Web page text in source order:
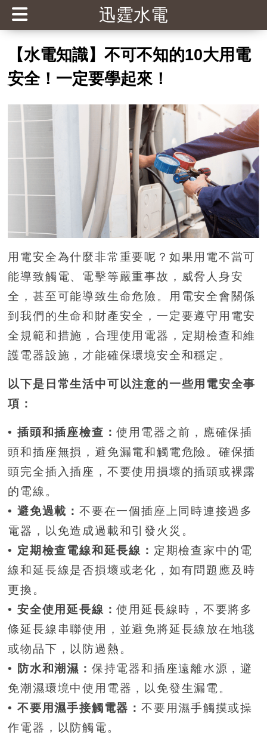
迅霆水電
【水電知識】不可不知的10大用電
安全！一定要學起來！
用電安全為什麼非常重要呢？如果用電不當可
能導致觸電、電擊等嚴重事故，威脅人身安
全，甚至可能導致生命危險。用電安全會關係
到我們的生命和財產安全，一定要遵守用電安
全規範和措施，合理使用電器，定期檢查和維
護電器設施，才能確保環境安全和穩定。
以下是日常生活中可以注意的一些用電安全事
項：
• 插頭和插座檢查：使用電器之前，應確保插
頭和插座無損，避免漏電和觸電危險。確保插
頭完全插入插座，不要使用損壞的插頭或裸露
的電線。
• 避免過載： 不要在一個插座上同時連接過多
電器，以免造成過載和引發火災。
• 定期檢查電線和延長線： 定期檢查家中的電
線和延長線是否損壞或老化，如有問題應及時
更換。
• 安全使用延長線：使用延長線時，不要將多
條延長線串聯使用，並避免將延長線放在地毯
或物品下，以防過熱。
• 防水和潮濕： 保持電器和插座遠離水源，避
免潮濕環境中使用電器，以免發生漏電。
• 不要用濕手接觸電器： 不要用濕手觸摸或操
作電器，以防觸電。